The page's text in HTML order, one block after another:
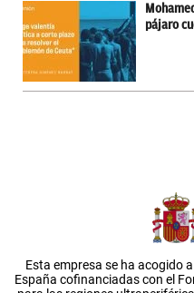
pájaro
Esta empresa se ha acogido
España cofinanciadas con el